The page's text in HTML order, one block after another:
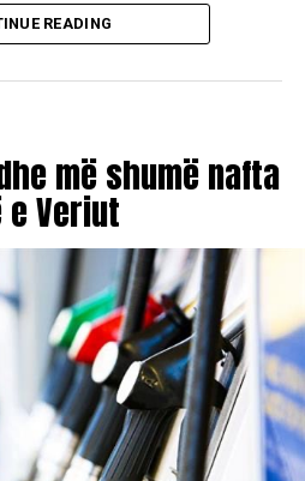
READING
më shumë nafta
e Veriut